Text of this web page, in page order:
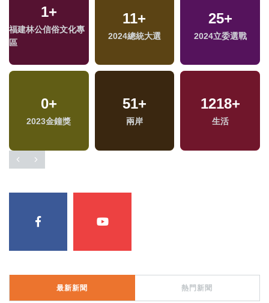
1+
福建林公信俗文化專
區
11+
2024總統大選
25+
2024立委選戰
0+
2023金鐘獎
51+
兩岸
1218+
生活
最新新聞 熱門新聞